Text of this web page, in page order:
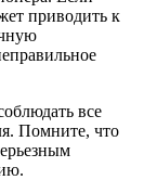
приводить к
все
Помните, что